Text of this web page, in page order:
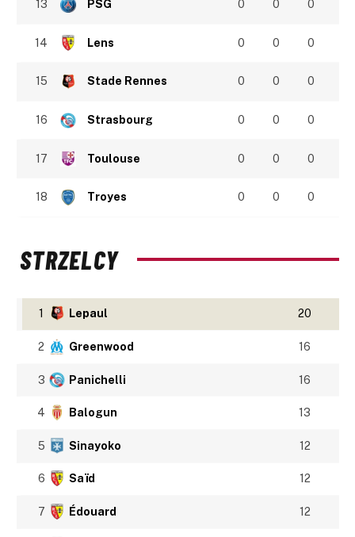
13 PSG 0 0 0
14 Lens 0 0 0
15 Stade Rennes 0 0 0
16 Strasbourg 0 0 0
17 Toulouse 0 0 0
18 Troyes 0 0 0
STRZELCY
1 Lepaul 20
2 Greenwood 16
3 Panichelli 16
4 Balogun 13
5 Sinayoko 12
6 Saïd 12
7 Édouard 12